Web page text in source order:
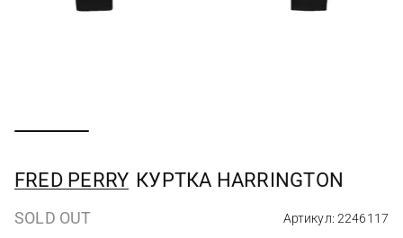
FRED PERRY КУРТКА HARRINGTON
SOLD OUT Артикул: 2246117